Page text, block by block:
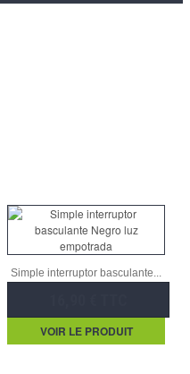
Simple interruptor basculante...
VOIR LE PRODUIT